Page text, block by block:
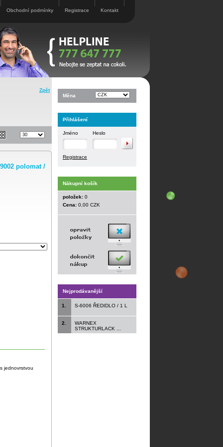
Obchodní podmínky Registrace Kontakt
Zpět
polomat /
jednovrstvou
Měna
Přihlášení
Jméno Heslo
Registrace
Nákupní košík
položek: 0
Cena: 0,00 CZK
Nejprodávanější
1. S-6006 ŘEDIDLO / 1 L
2.
WARNEX
STRUKTURLACK ...